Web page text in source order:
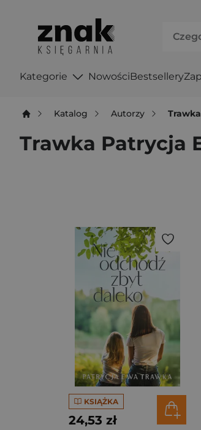
Kategorie NowościBestsellery
Katalog Autorzy
Trawka Patrycja
KSIĄŻKA
24,53 zł